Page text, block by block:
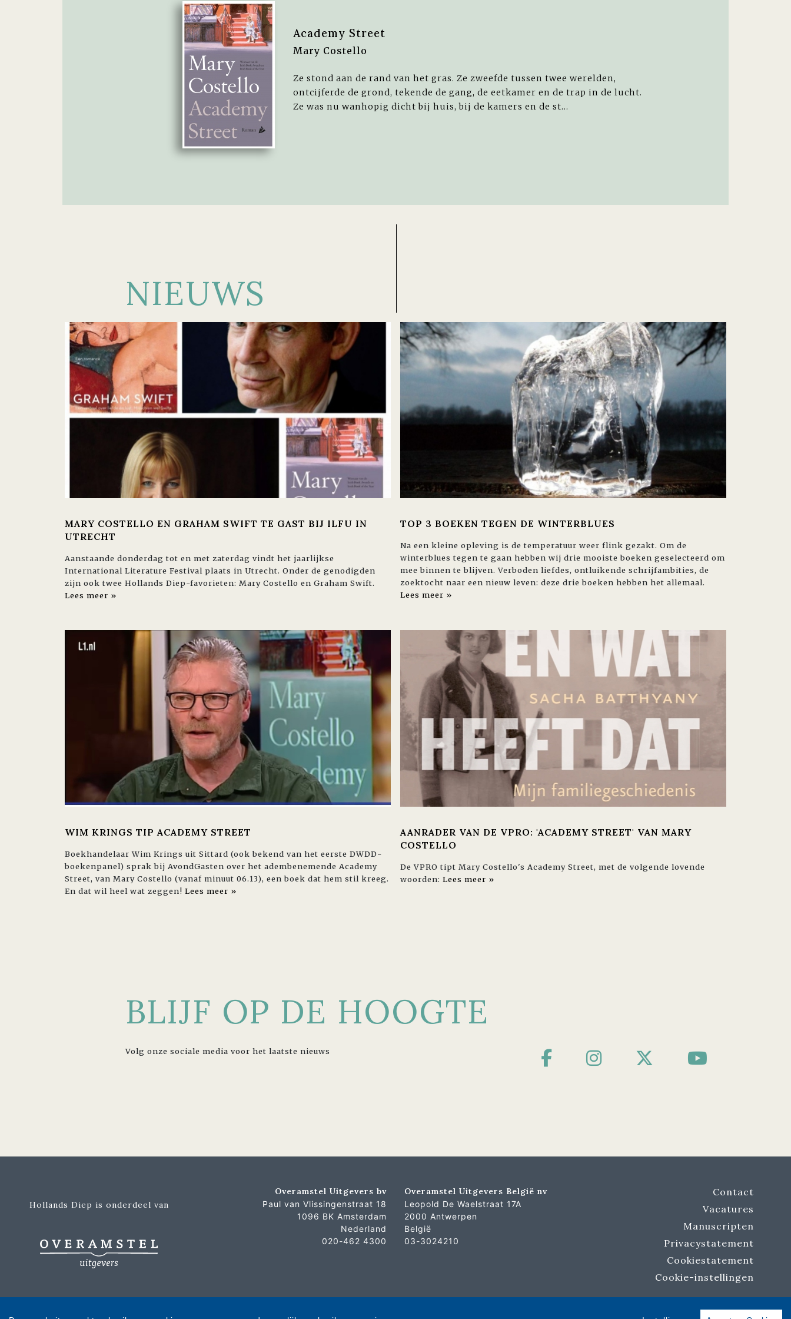
Academy Street
Mary Costello
Ze stond aan de rand van het gras. Ze zweefde tussen twee werelden,
ontcijferde de grond, tekende de gang, de eetkamer en de trap in de lucht.
Ze was nu wanhopig dicht bij huis, bij de kamers en de st...
NIEUWS
MARY COSTELLO EN GRAHAM SWIFT TE GAST BIJ ILFU IN
UTRECHT
Aanstaande donderdag tot en met zaterdag vindt het jaarlijkse
International Literature Festival plaats in Utrecht. Onder de genodigden
zijn ook twee Hollands Diep-favorieten: Mary Costello en Graham Swift.
Lees meer »
TOP 3 BOEKEN TEGEN DE WINTERBLUES
Na een kleine opleving is de temperatuur weer flink gezakt. Om de
winterblues tegen te gaan hebben wij drie mooiste boeken geselecteerd om
mee binnen te blijven. Verboden liefdes, ontluikende schrijfambities, de
zoektocht naar een nieuw leven: deze drie boeken hebben het allemaal.
Lees meer »
WIM KRINGS TIP ACADEMY STREET
Boekhandelaar Wim Krings uit Sittard (ook bekend van het eerste DWDD-
boekenpanel) sprak bij AvondGasten over het adembenemende Academy
Street, van Mary Costello (vanaf minuut 06.13), een boek dat hem stil kreeg.
En dat wil heel wat zeggen! Lees meer »
AANRADER VAN DE VPRO: 'ACADEMY STREET' VAN MARY
COSTELLO
De VPRO tipt Mary Costello's Academy Street, met de volgende lovende
woorden: Lees meer »
BLIJF OP DE HOOGTE
Volg onze sociale media voor het laatste nieuws
Hollands Diep is onderdeel van
Overamstel Uitgevers bv
Paul van Vlissingenstraat 18
1096 BK Amsterdam
Nederland
020-462 4300
Overamstel Uitgevers België nv
Leopold De Waelstraat 17A
2000 Antwerpen
België
03-3024210
Contact
Vacatures
Manuscripten
Privacystatement
Cookiestatement
Cookie-instellingen